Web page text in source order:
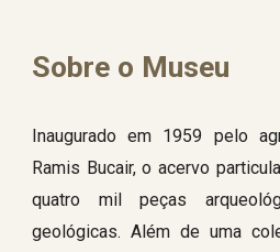
Sobre o Museu
Inaugurado em 1959 pelo
Ramis Bucair, o acervo
quatro mil peças
geológicas. Além de uma